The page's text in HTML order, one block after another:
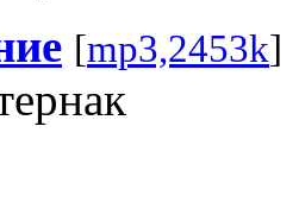
[mp3,2453k]